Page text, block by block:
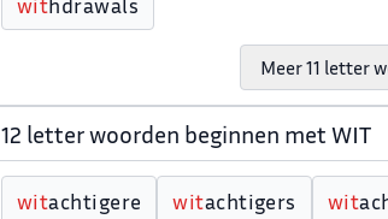
Meer 11 letter
12 letter woorden beginnen met WIT
witachtigere witachtigers wit